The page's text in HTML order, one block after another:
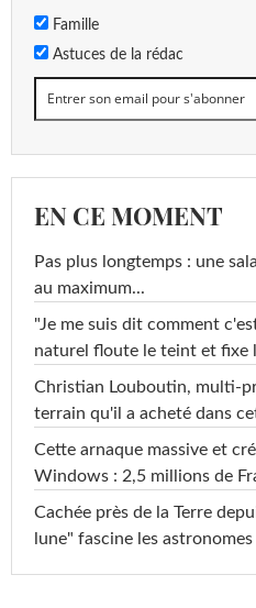
Famille
Astuces de la rédac
EN CE MOMENT
Pas plus longtemps : une
au maximum...
"Je me suis dit comment
naturel floute le teint et fixe
Christian Louboutin, multi-
terrain qu'il a acheté dans
Cette arnaque massive et
Windows : 2,5 millions de
Cachée près de la Terre
lune" fascine les astronomes